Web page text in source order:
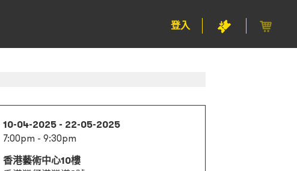
登入
10-04-2025 - 22-05-2025
7:00pm - 9:30pm
香港藝術中心10樓